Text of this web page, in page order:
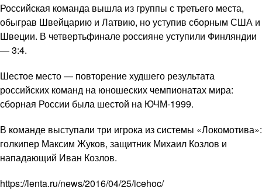
Российская команда вышла из группы с третьего места,
обыграв Швейцарию и Латвию, но уступив сборным США и
Швеции. В четвертьфинале россияне уступили Финляндии
— 3:4.
Шестое место — повторение худшего результата
российских команд на юношеских чемпионатах мира:
сборная России была шестой на ЮЧМ-1999.
В команде выступали три игрока из системы «Локомотива»:
голкипер Максим Жуков, защитник Михаил Козлов и
нападающий Иван Козлов.
https://lenta.ru/news/2016/04/25/icehoc/